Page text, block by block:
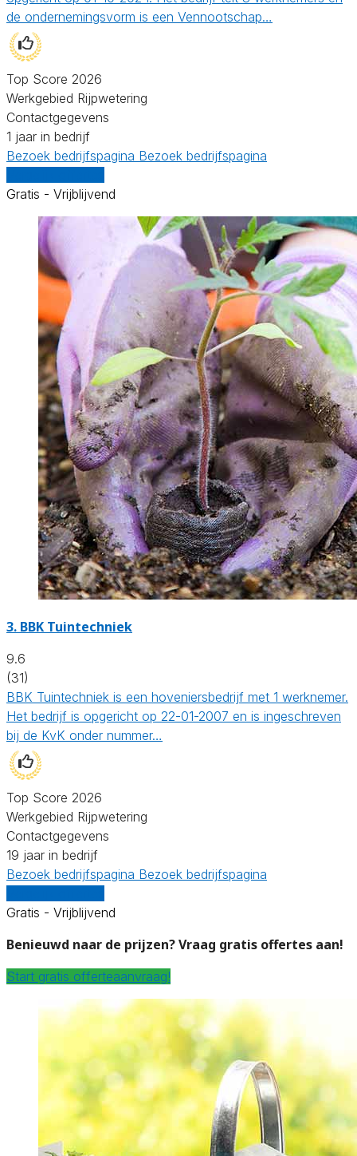
de ondernemingsvorm is een Vennootschap…
Top Score 2026
Werkgebied Rijpwetering
Contactgegevens
1 jaar in bedrijf
Bezoek bedrijfspagina Bezoek bedrijfspagina
Gratis - Vrijblijvend
3. BBK Tuintechniek
9.6
(31)
BBK Tuintechniek is een hoveniersbedrijf met 1 werknemer.
Het bedrijf is opgericht op 22-01-2007 en is ingeschreven
bij de KvK onder nummer…
Top Score 2026
Werkgebied Rijpwetering
Contactgegevens
19 jaar in bedrijf
Bezoek bedrijfspagina Bezoek bedrijfspagina
Gratis - Vrijblijvend
Benieuwd naar de prijzen? Vraag gratis offertes aan!
Start gratis offerteaanvraag!